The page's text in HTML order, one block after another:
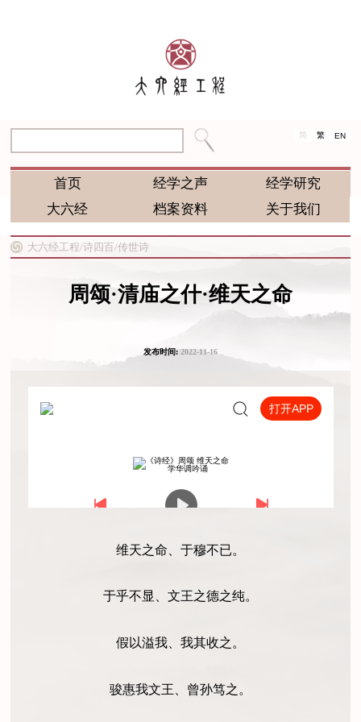
简 繁 EN
首页 经学之声
经学研究
大六经
档案资料 关于我们
大六经工程/诗四百/传世诗
周颂·清庙之什·维天之命
发布时间:2022-11-16
维天之命、于穆不已。
于乎不显、文王之德之纯。
假以溢我、我其收之。
骏惠我文王、曾孙笃之。